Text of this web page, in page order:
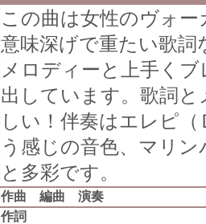
この曲は女性のヴォ
意味深げで重たい歌
メロディーと上手く
出しています。歌詞
しい！伴奏はエレピ
う感じの音色、マリ
と多彩です。
作曲 編曲 演奏
作詞